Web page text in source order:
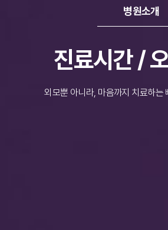
병원소개
진료시간 /
외모뿐 아니라, 마음까지 치료하는